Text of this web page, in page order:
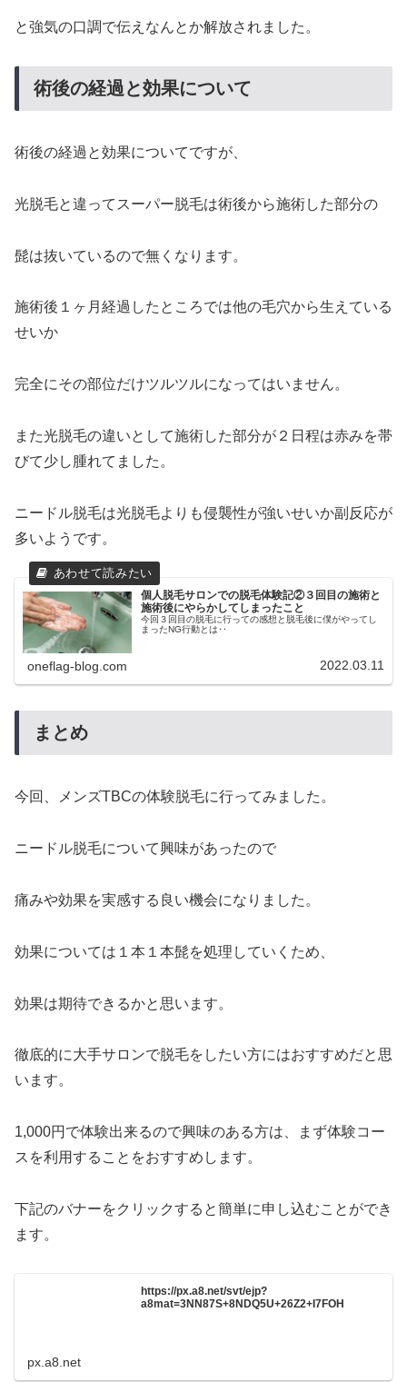
と強気の口調で伝えなんとか解放されました。
術後の経過と効果について
術後の経過と効果についてですが、
光脱毛と違ってスーパー脱毛は術後から施術した部分の
髭は抜いているので無くなります。
施術後１ヶ月経過したところでは他の毛穴から生えている
せいか
完全にその部位だけツルツルになってはいません。
また光脱毛の違いとして施術した部分が２日程は赤みを帯
びて少し腫れてました。
ニードル脱毛は光脱毛よりも侵襲性が強いせいか副反応が
多いようです。
個人脱毛サロンでの脱毛体験記②３回目の施術と
施術後にやらかしてしまったこと
今回３回目の脱毛に行っての感想と脱毛後に僕がやってし
まったNG行動とは‥
oneflag-blog.com 2022.03.11
まとめ
今回、メンズTBCの体験脱毛に行ってみました。
ニードル脱毛について興味があったので
痛みや効果を実感する良い機会になりました。
効果については１本１本髭を処理していくため、
効果は期待できるかと思います。
徹底的に大手サロンで脱毛をしたい方にはおすすめだと思
います。
1,000円で体験出来るので興味のある方は、まず体験コー
スを利用することをおすすめします。
下記のバナーをクリックすると簡単に申し込むことができ
ます。
https://px.a8.net/svt/ejp?
a8mat=3NN87S+8NDQ5U+26Z2+I7FOH
px.a8.net